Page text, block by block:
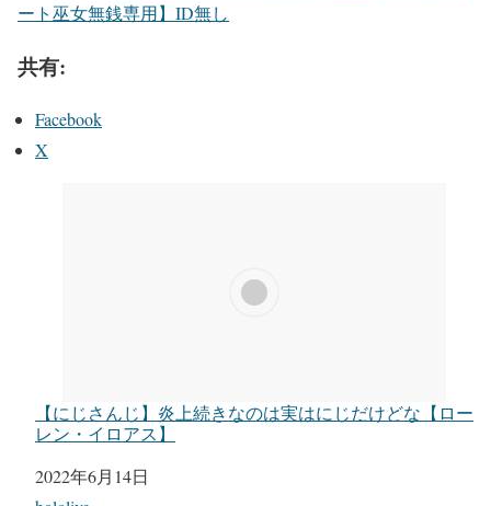
ート巫女無銭専用】ID無し
共有:
Facebook
X
【にじさんじ】炎上続きなのは実はにじだけどな【ロー
レン・イロアス】
日付
2022年6月14日